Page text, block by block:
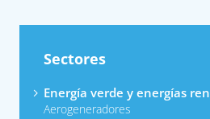
Sectores
Energía verde y energías
Aerogeneradores